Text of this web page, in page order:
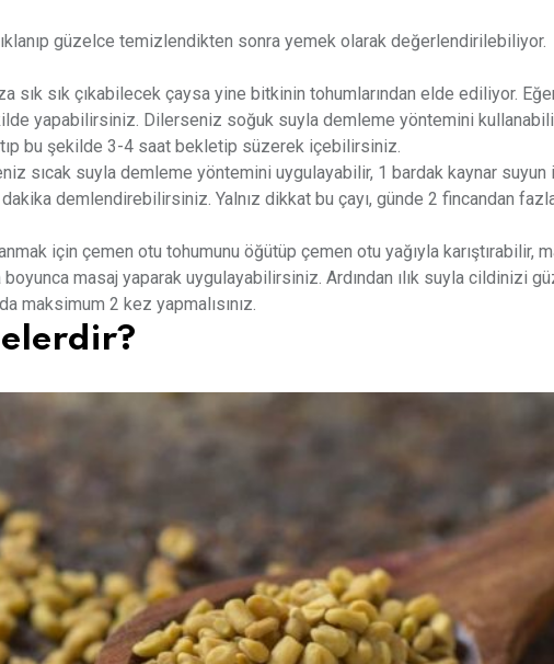
güzelce temizlendikten sonra yemek olarak değerlendirilebiliyor.
sık sık çıkabilecek çaysa yine bitkinin tohumlarından elde ediliyor.
yapabilirsiniz. Dilerseniz soğuk suyla demleme yöntemini
bu şekilde 3-4 saat bekletip süzerek içebilirsiniz.
sıcak suyla demleme yöntemini uygulayabilir, 1 bardak kaynar suyun
demlendirebilirsiniz. Yalnız dikkat bu çayı, günde 2 fincandan
için çemen otu tohumunu öğütüp çemen otu yağıyla karıştırabilir,
boyunca masaj yaparak uygulayabilirsiniz. Ardından ılık suyla cildinizi
maksimum 2 kez yapmalısınız.